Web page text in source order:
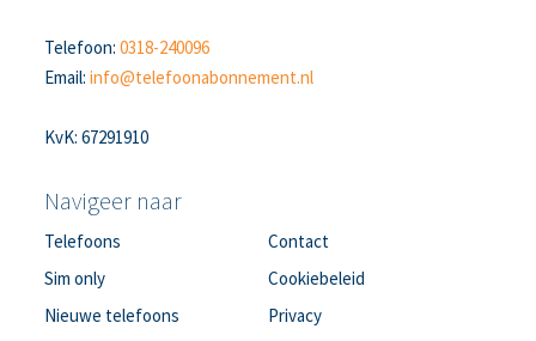
Telefoon:0318-240096
Email:info@telefoonabonnement.nl
KvK: 67291910
Navigeer naar
Telefoons
Sim only
Nieuwe telefoons
Contact
Cookiebeleid
Privacy